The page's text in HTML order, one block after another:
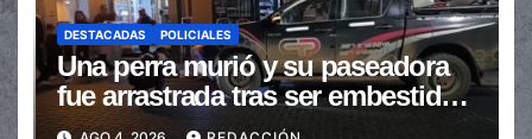
DESTACADAS POLICIALES
Una perra murió y su paseadora
fue arrastrada tras ser embestidas
en la senda peatonal